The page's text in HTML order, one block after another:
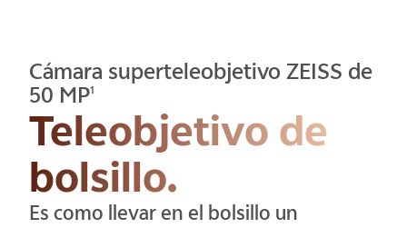
Cámara superteleobjetivo ZEISS de
50 MP1
Teleobjetivo de
bolsillo.
Es como llevar en el bolsillo un